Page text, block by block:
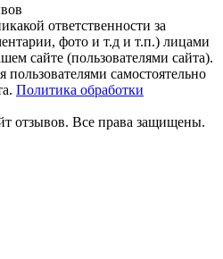
ответственности за
фото и т.д и т.п.) лицами
сайте (пользователями сайта).
самостоятельно
Политика обработки
отзывов. Все права защищены.